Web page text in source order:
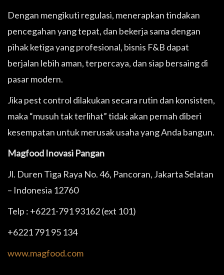
Dengan mengikuti regulasi, menerapkan tindakan
pencegahan yang tepat, dan bekerja sama dengan
pihak ketiga yang profesional, bisnis F&B dapat
berjalan lebih aman, terpercaya, dan siap bersaing di
pasar modern.
Jika pest control dilakukan secara rutin dan konsisten,
maka “musuh tak terlihat” tidak akan pernah diberi
kesempatan untuk merusak usaha yang Anda bangun.
Magfood Inovasi Pangan
Jl. Duren Tiga Raya No. 46, Pancoran, Jakarta Selatan
– Indonesia 12760
Telp : +6221-791 93162 (ext 101)
+6221 791 95 134
www.magfood.com